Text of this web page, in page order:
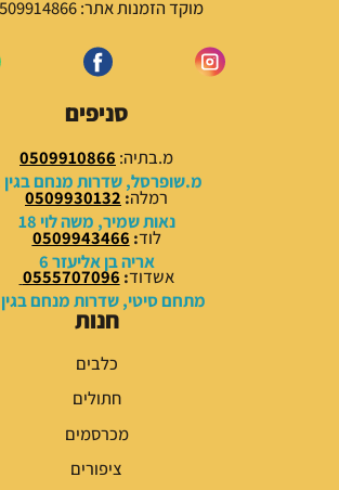
:
7
.
0
0
₪
.
0
0
₪
.
מוקד הזמנות אתר: 0509914866
סניפים
מ.בתיה: 0509910866
מ.שופרסל, שדרות מנחם בגין 2
רמלה:
0509930132
נאות שמיר, משה לוי 18
לוד:
0509943466
אריה בן אליעזר 6
אשדוד:
0555707096
מתחם סיטי, שדרות מנחם בגין 7
חנות
כלבים
חתולים
מכרסמים
ציפורים